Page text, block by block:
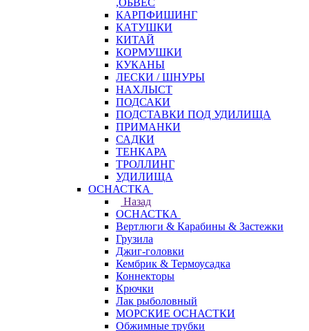
,ОБВЕС
КАРПФИШИНГ
КАТУШКИ
КИТАЙ
КОРМУШКИ
КУКАНЫ
ЛЕСКИ / ШНУРЫ
НАХЛЫСТ
ПОДСАКИ
ПОДСТАВКИ ПОД УДИЛИЩА
ПРИМАНКИ
САДКИ
ТЕНКАРА
ТРОЛЛИНГ
УДИЛИЩА
ОСНАСТКА
Назад
ОСНАСТКА
Вертлюги & Карабины & Застежки
Грузила
Джиг-головки
Кембрик & Термоусадка
Коннекторы
Крючки
Лак рыболовный
МОРСКИЕ ОСНАСТКИ
Обжимные трубки